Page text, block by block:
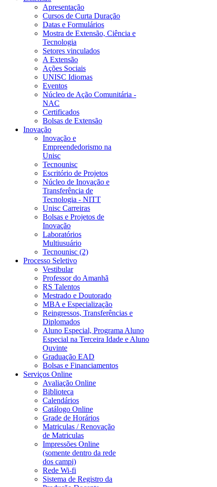
Apresentação
Cursos de Curta Duração
Datas e Formulários
Mostra de Extensão, Ciência e
Tecnologia
Setores vinculados
A Extensão
Ações Sociais
UNISC Idiomas
Eventos
Núcleo de Ação Comunitária -
NAC
Certificados
Bolsas de Extensão
Inovação
Inovação e
Empreendedorismo na
Unisc
Tecnounisc
Escritório de Projetos
Núcleo de Inovação e
Transferência de
Tecnologia - NITT
Unisc Carreiras
Bolsas e Projetos de
Inovação
Laboratórios
Multiusuário
Tecnounisc (2)
Processo Seletivo
Vestibular
Professor do Amanhã
RS Talentos
Mestrado e Doutorado
MBA e Especialização
Reingressos, Transferências e
Diplomados
Aluno Especial, Programa Aluno
Especial na Terceira Idade e Aluno
Ouvinte
Graduação EAD
Bolsas e Financiamentos
Serviços Online
Avaliação Online
Biblioteca
Calendários
Catálogo Online
Grade de Horários
Matriculas / Renovação
de Matriculas
Impressões Online
(somente dentro da rede
dos campi)
Rede Wi-fi
Sistema de Registro da